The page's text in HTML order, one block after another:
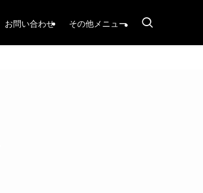
お問い合わせ その他メニュー